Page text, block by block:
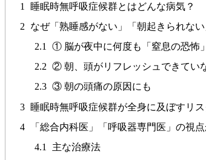
1
睡眠時無呼吸症候群とはどんな病気？
2
なぜ「熟睡感がない」「朝起きられな
2.1
① 脳が夜中に何度も「窒息の恐怖
2.2 ② 朝、頭がリフレッシュできてい
2.3 ③ 朝の頭痛の原因にも
3 睡眠時無呼吸症候群が全身に及ぼすリス
4
「総合内科医」「呼吸器専門医」の視
4.1
主な治療法